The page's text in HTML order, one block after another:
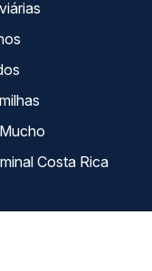
La terminal Costa Rica